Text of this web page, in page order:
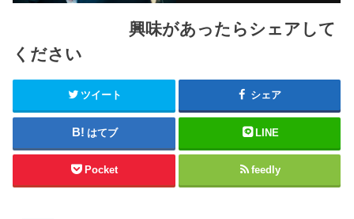
興味があったらシェアして
ください
ツイート シェア
はてブ LINE
Pocket feedly